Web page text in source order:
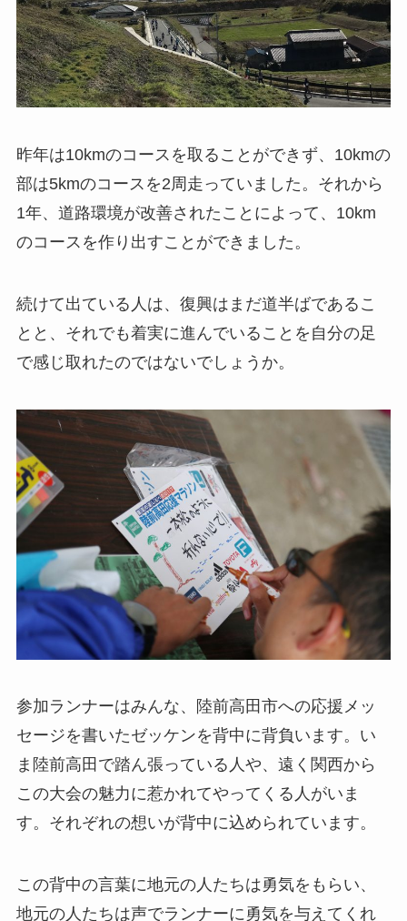
昨年は10kmのコースを取ることができず、10kmの
部は5kmのコースを2周走っていました。それから
1年、道路環境が改善されたことによって、10km
のコースを作り出すことができました。
続けて出ている人は、復興はまだ道半ばであるこ
とと、それでも着実に進んでいることを自分の足
で感じ取れたのではないでしょうか。
参加ランナーはみんな、陸前高田市への応援メッ
セージを書いたゼッケンを背中に背負います。い
ま陸前高田で踏ん張っている人や、遠く関西から
この大会の魅力に惹かれてやってくる人がいま
す。それぞれの想いが背中に込められています。
この背中の言葉に地元の人たちは勇気をもらい、
地元の人たちは声でランナーに勇気を与えてくれ